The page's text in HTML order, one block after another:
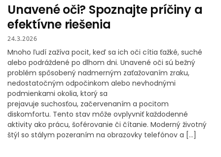
Unavené oči? Spoznajte príčiny a
efektívne riešenia
24.3.2026
Mnoho ľudí zažíva pocit, keď sa ich oči cítia ťažké, suché
alebo podráždené po dlhom dni. Unavené oči sú bežný
problém spôsobený nadmerným zaťažovaním zraku,
nedostatočným odpočinkom alebo nevhodnými
podmienkami okolia, ktorý sa
prejavuje suchosťou, začervenaním a pocitom
diskomfortu. Tento stav môže ovplyvniť každodenné
aktivity ako prácu, šoférovanie či čítanie. Moderný životný
štýl so stálym pozeraním na obrazovky telefónov a […]